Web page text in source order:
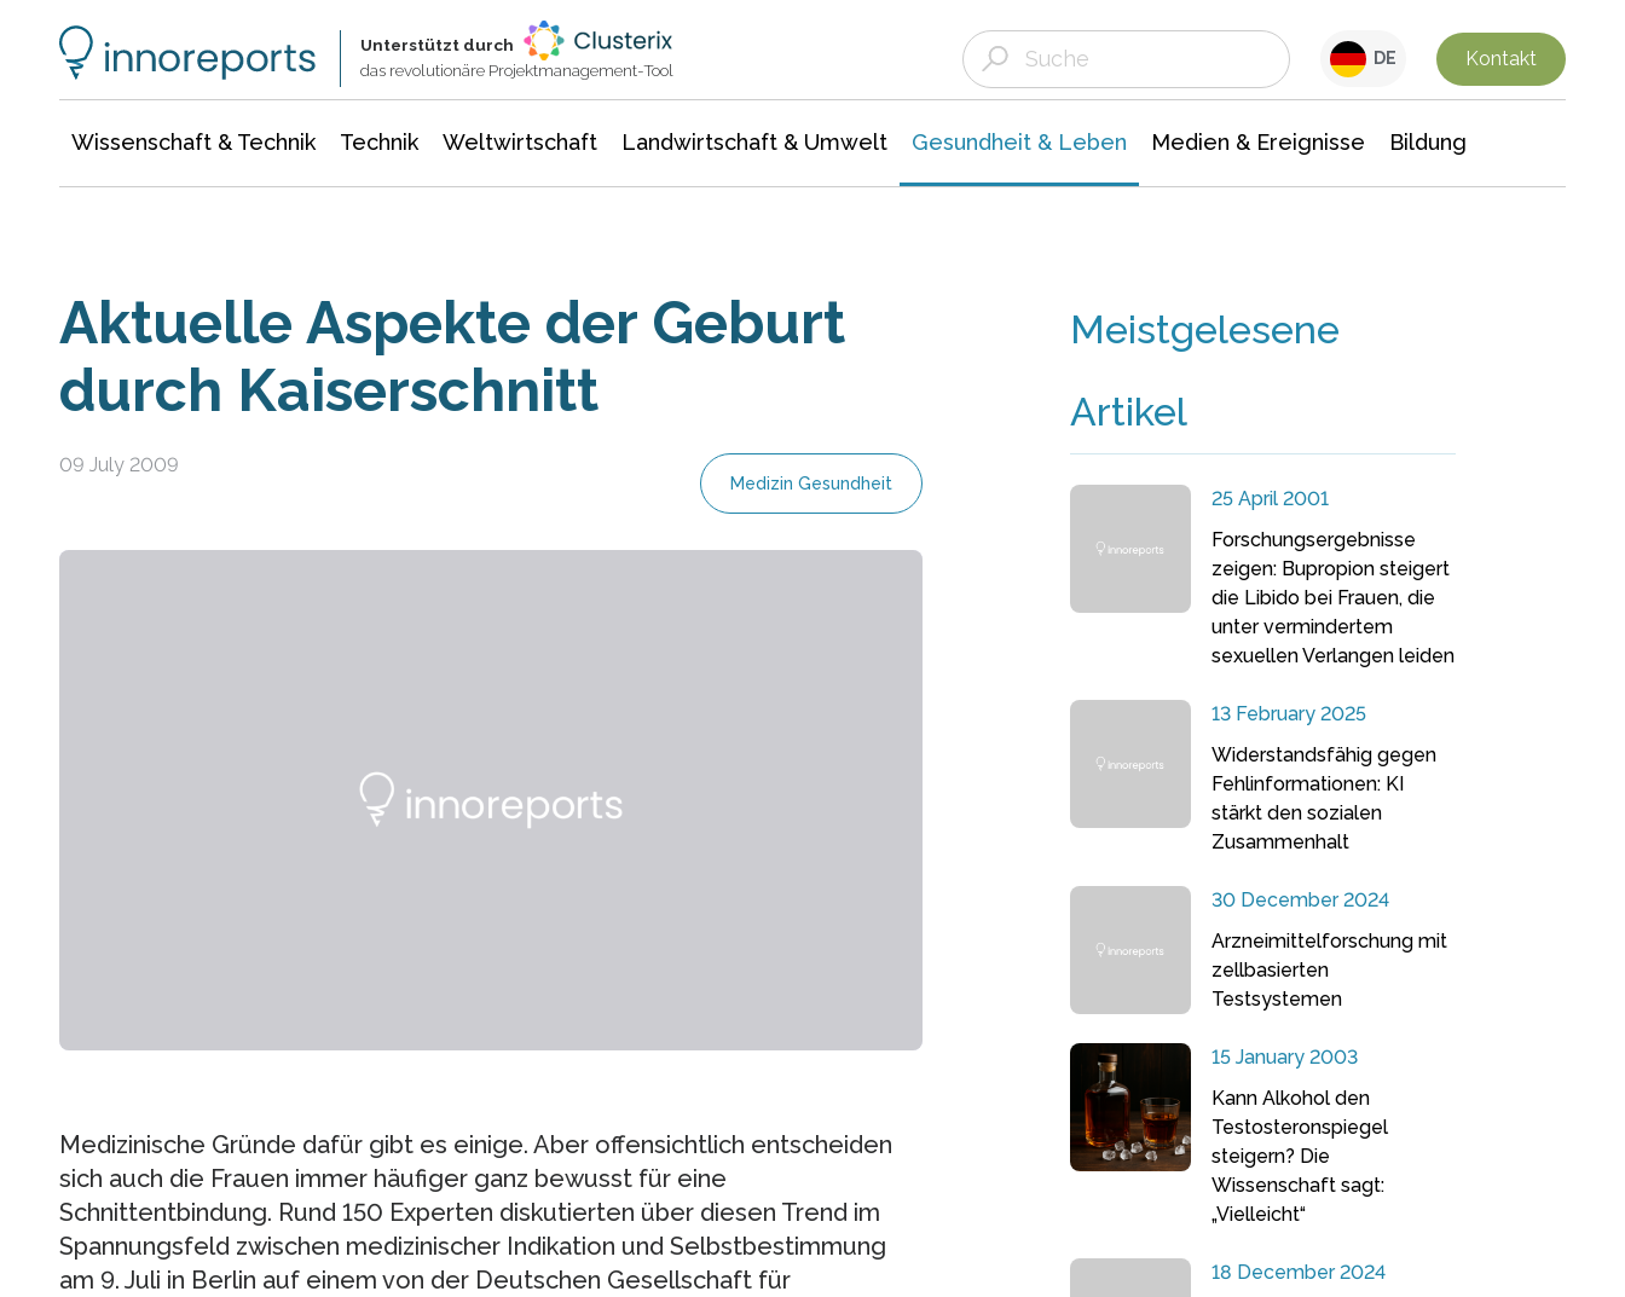
Unterstützt durch
das revolutionäre Projektmanagement-Tool
DE Kontakt
Wissenschaft & Technik Technik Weltwirtschaft Landwirtschaft & Umwelt Gesundheit & Leben Medien & Ereignisse Bildung
Aktuelle Aspekte der Geburt
durch Kaiserschnitt
09 July 2009
Medizin Gesundheit
Medizinische Gründe dafür gibt es einige. Aber offensichtlich entscheiden
sich auch die Frauen immer häufiger ganz bewusst für eine
Schnittentbindung. Rund 150 Experten diskutierten über diesen Trend im
Spannungsfeld zwischen medizinischer Indikation und Selbstbestimmung
am 9. Juli in Berlin auf einem von der Deutschen Gesellschaft für
Meistgelesene
Artikel
25 April 2001
Forschungsergebnisse
zeigen: Bupropion steigert
die Libido bei Frauen, die
unter vermindertem
sexuellen Verlangen leiden
13 February 2025
Widerstandsfähig gegen
Fehlinformationen: KI
stärkt den sozialen
Zusammenhalt
30 December 2024
Arzneimittelforschung mit
zellbasierten
Testsystemen
15 January 2003
Kann Alkohol den
Testosteronspiegel
steigern? Die
Wissenschaft sagt:
„Vielleicht“
18 December 2024